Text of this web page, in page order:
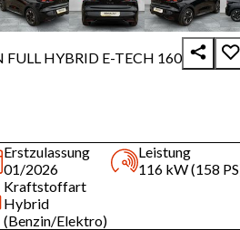
HYBRID E-TECH 160
Erstzulassung
01/2026
Leistung
116 kW (158
Kraftstoffart
Hybrid
(Benzin/Elektro)